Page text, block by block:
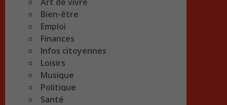
Bien-être
Emploi
Finances
Infos citoyennes
Loisirs
Musique
Politique
Santé